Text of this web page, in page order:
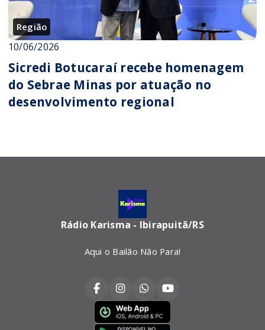
Região
10/06/2026
Sicredi Botucaraí recebe homenagem
do Sebrae Minas por atuação no
desenvolvimento regional
Rádio Karisma - Ibirapuitã/RS
Aqui o Bailão Não Para!